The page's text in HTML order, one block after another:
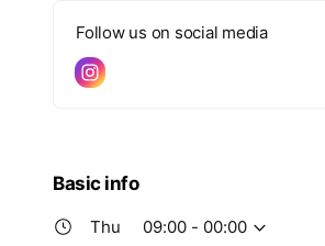
Follow us on social media
Basic info
Thu
09:00 - 00:00